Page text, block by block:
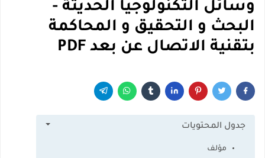
وسائل التكنولوجيا الحديثة -
البحث و التحقيق و المحاكمة
بتقنية الاتصال عن بعد PDF
جدول المحتويات
مؤلف